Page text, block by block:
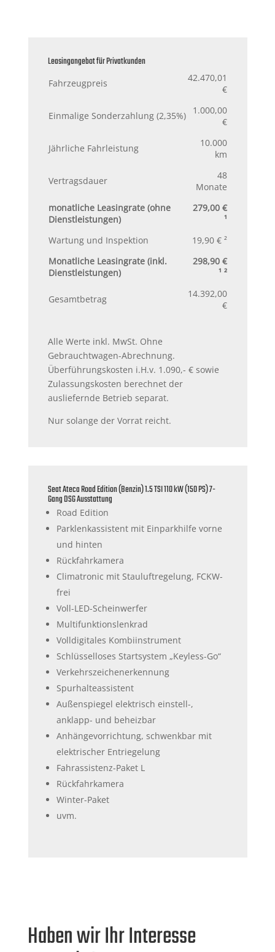
Leasingangebot für Privatkunden
Fahrzeugpreis
42.470,01
€
Einmalige Sonderzahlung (2,35%)
1.000,00
€
Jährliche Fahrleistung
10.000
km
Vertragsdauer
48
Monate
monatliche Leasingrate (ohne
Dienstleistungen)
279,00 €
¹
Wartung und Inspektion
19,90 € ²
Monatliche Leasingrate (inkl.
Dienstleistungen)
298,90 €
¹ ²
Gesamtbetrag
14.392,00
€
Alle Werte inkl. MwSt. Ohne
Gebrauchtwagen-Abrechnung.
Überführungskosten i.H.v. 1.090,- € sowie
Zulassungskosten berechnet der
ausliefernde Betrieb separat.
Nur solange der Vorrat reicht.
Seat Ateca Road Edition (Benzin) 1.5 TSI 110 kW (150 PS) 7-
Gang DSG Ausstattung
Road Edition
Parklenkassistent mit Einparkhilfe vorne
und hinten
Rückfahrkamera
Climatronic mit Stauluftregelung, FCKW-
frei
Voll-LED-Scheinwerfer
Multifunktionslenkrad
Volldigitales Kombiinstrument
Schlüsselloses Startsystem „Keyless-Go“
Verkehrszeichenerkennung
Spurhalteassistent
Außenspiegel elektrisch einstell-,
anklapp- und beheizbar
Anhängevorrichtung, schwenkbar mit
elektrischer Entriegelung
Fahrassistenz-Paket L
Rückfahrkamera
Winter-Paket
uvm.
Haben wir Ihr Interesse